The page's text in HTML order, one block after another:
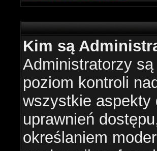
Kim są
Administratorzy
poziom kontroli
wszystkie aspekty
uprawnień
określaniem